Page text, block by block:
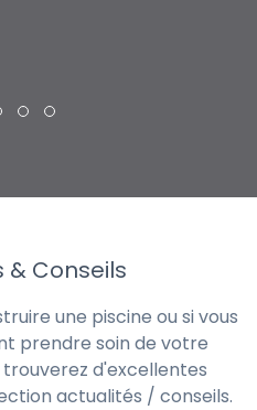
Conseils
une piscine ou si vous
prendre soin de votre
trouverez d'excellentes
actualités / conseils.